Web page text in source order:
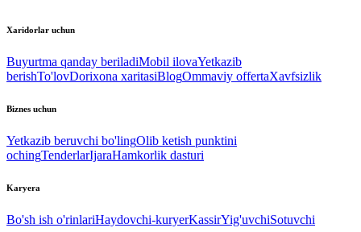
Xaridorlar uchun
Buyurtma qanday beriladiMobil ilovaYetkazib
berishTo'lovDorixona xaritasiBlogOmmaviy offertaXavfsizlik
Biznes uchun
Yetkazib beruvchi bo'lingOlib ketish punktini
ochingTenderlarIjaraHamkorlik dasturi
Karyera
Bo'sh ish o'rinlariHaydovchi-kuryerKassirYig'uvchiSotuvchi